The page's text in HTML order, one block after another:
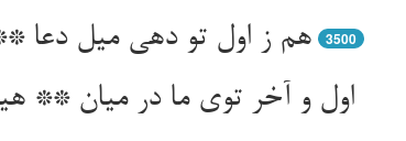
هم ز اول تو دهی میل دعا
3500
اول و آخر توی ما در میان **